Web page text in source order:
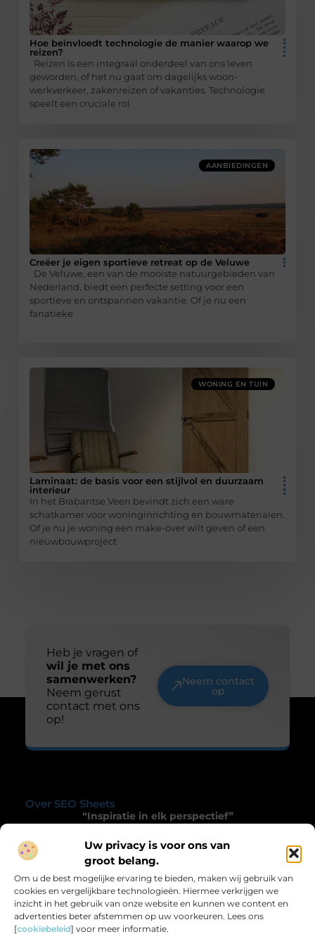
Uw privacy is voor ons van
groot belang.
Om u de best mogelijke ervaring te bieden, maken wij gebruik van
cookies en vergelijkbare technologieën. Hiermee verkrijgen we
inzicht in het gebruik van onze website en kunnen we content en
advertenties beter afstemmen op uw voorkeuren. Lees ons
[cookiebeleid] voor meer informatie.
Hoe beïnvloedt technologie de manier waarop we
reizen?
Reizen is een integraal onderdeel van ons leven
geworden, of het nu gaat om dagelijks woon-
werkverkeer, zakenreizen of vakanties. Technologie
speelt een cruciale rol
AANBIEDINGEN
Creëer je eigen sportieve retreat op de Veluwe
De Veluwe, een van de mooiste natuurgebieden van
Nederland, biedt een perfecte setting voor een
sportieve en ontspannen vakantie. Of je nu een
fanatieke
WONING EN TUIN
Laminaat: de basis voor een stijlvol en duurzaam
interieur
In het Brabantse Veen bevindt zich een ware
schatkamer voor woninginrichting en bouwmaterialen.
Of je nu je woning een make-over wilt geven of een
nieuwbouwproject
Heb je vragen of
wil je met ons
samenwerken?
Neem gerust
contact met ons
op!
Neem contact
op
Over SEO Sheets
“Inspiratie in elk perspectief”
Seosheets.nl biedt je een frisse kijk op het alledaagse.
Een verzameling blogs die prikkelen, verrassen en het
gewone bijzonder maken.
Onze informatie